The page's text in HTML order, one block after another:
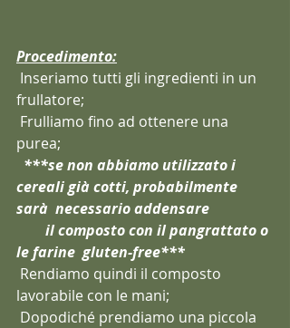
Procedimento:
frullatore;
purea;
***se non abbiamo utilizzato i
cereali già cotti, probabilmente
sarà  necessario addensare
le farine  gluten-free***
lavorabile con le mani;